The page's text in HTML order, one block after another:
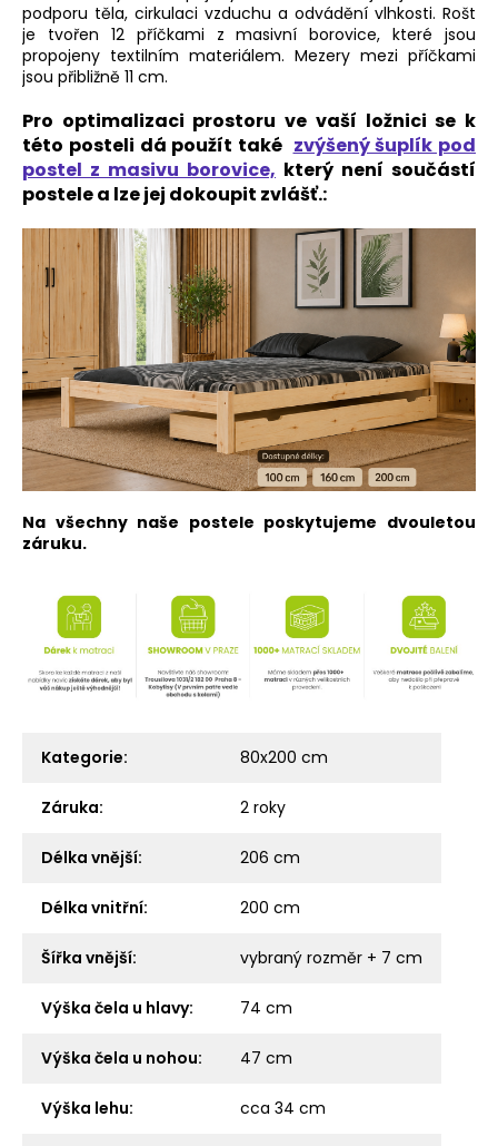
podporu těla, cirkulaci vzduchu a odvádění vlhkosti. Rošt
je tvořen 12 příčkami z masivní borovice, které jsou
propojeny textilním materiálem. Mezery mezi příčkami
jsou přibližně 11 cm.
Pro optimalizaci prostoru ve vaší ložnici se k
této posteli dá použít také zvýšený šuplík pod
postel z masivu borovice, který není součástí
postele a lze jej dokoupit zvlášť.:
Na všechny naše postele poskytujeme dvouletou
záruku.
Kategorie: 80x200 cm
Záruka: 2 roky
Délka vnější: 206 cm
Délka vnitřní: 200 cm
Šířka vnější: vybraný rozměr + 7 cm
Výška čela u hlavy: 74 cm
Výška čela u nohou: 47 cm
Výška lehu: cca 34 cm